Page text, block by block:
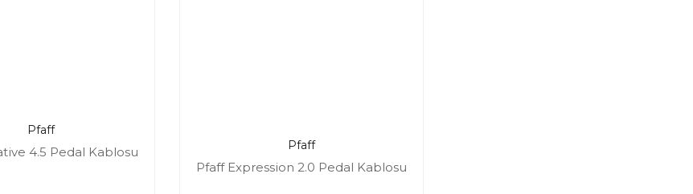
Pfaff
4.5 Pedal Kablosu Pfaff
Pfaff Expression 2.0 Pedal Kablosu